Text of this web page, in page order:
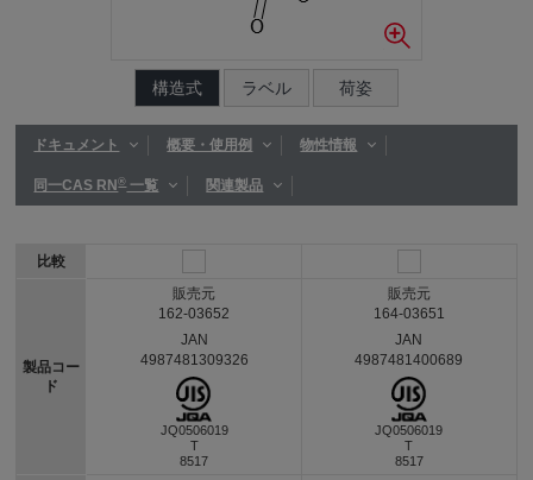
構造式 ラベル 荷姿
ドキュメント 概要・使用例 物性情報
同一CAS RN®一覧 関連製品
比較
製品コー
ド
販売元
162-03652
JAN
4987481309326
JQ0506019
T
8517
販売元
164-03651
JAN
4987481400689
JQ0506019
T
8517